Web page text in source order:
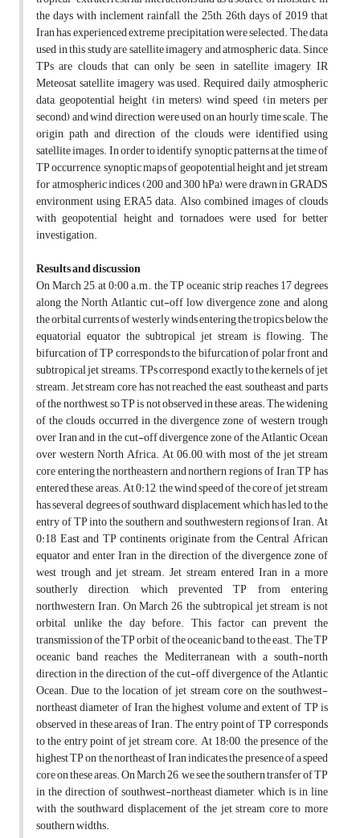
the days with inclement rainfall, the 25th, 26th days of 2019 that
Iran has experienced extreme precipitation were selected. The data
used in this study are satellite imagery and atmospheric data. Since
TPs are clouds that can only be seen in satellite imagery, IR
Meteosat satellite imagery was used. Required daily atmospheric
data, geopotential height (in meters), wind speed (in meters per
second) and wind direction were used on an hourly time scale. The
origin, path and direction of the clouds were identified using
satellite images. In order to identify synoptic patterns at the time of
TP occurrence, synoptic maps of geopotential height and jet stream
for atmospheric indices (200 and 300 hPa) were drawn in GRADS
environment using ERA5 data. Also, combined images of clouds
with geopotential height and tornadoes were used for better
investigation.
Results and discussion
On March 25, at 0:00 a.m., the TP oceanic strip reaches 17 degrees
along the North Atlantic cut-off low divergence zone, and along
the orbital currents of westerly winds entering the tropics below the
equatorial equator the subtropical jet stream is flowing. The
bifurcation of TP corresponds to the bifurcation of polar front and
subtropical jet streams. TPs correspond exactly to the kernels of jet
stream. Jet stream core has not reached the east, southeast and parts
of the northwest, so TP is not observed in these areas. The widening
of the clouds occurred in the divergence zone of western trough
over Iran and in the cut-off divergence zone of the Atlantic Ocean
over western North Africa. At 06.00, with most of the jet stream
core entering the northeastern and northern regions of Iran, TP has
entered these areas. At 0:12, the wind speed of the core of jet stream
has several degrees of southward displacement, which has led to the
entry of TP into the southern and southwestern regions of Iran. At
0:18 East and TP continents originate from the Central African
equator and enter Iran in the direction of the divergence zone of
west trough and jet stream. Jet stream entered Iran in a more
southerly direction, which prevented TP from entering
northwestern Iran. On March 26, the subtropical jet stream is not
orbital, unlike the day before. This factor can prevent the
transmission of the TP orbit of the oceanic band to the east. The TP
oceanic band reaches the Mediterranean with a south-north
direction in the direction of the cut-off divergence of the Atlantic
Ocean. Due to the location of jet stream core on the southwest-
northeast diameter of Iran, the highest volume and extent of TP is
observed in these areas of Iran. The entry point of TP corresponds
to the entry point of jet stream core. At 18:00, the presence of the
highest TP on the northeast of Iran indicates the presence of a speed
core on these areas. On March 26, we see the southern transfer of TP
in the direction of southwest-northeast diameter, which is in line
with the southward displacement of the jet stream core to more
southern widths.